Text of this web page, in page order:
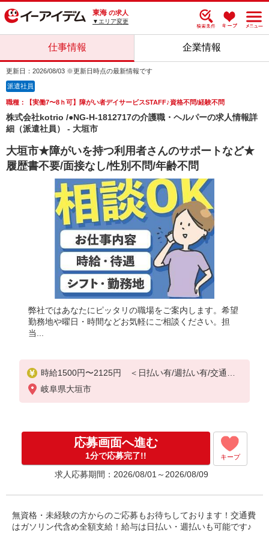
東海 の求人
▼エリア変更
仕事情報 企業情報
更新日：2026/08/03 ※更新日時点の最新情報です
派遣社員
職種：【実働7〜8ｈ可】障がい者デイサービスSTAFF♪資格不問/経験不問
株式会社kotrio /●NG-H-1812717の介護職・ヘルパーの求人情報詳
細（派遣社員） - 大垣市
大垣市★障がいを持つ利用者さんのサポートなど★
履歴書不要/面接なし/性別不問/年齢不問
弊社ではあなたにピッタリの職場をご案内します。希望
勤務地や曜日・時間などお気軽にご相談ください。担
当...
時給1500円〜2125円 ＜日払い有/週払い有/交通費
全支給(ガソリン代含む)＞
岐阜県大垣市
応募画面へ進む
1分で応募完了!! キープ
求人応募期間：2026/08/01～2026/08/09
無資格・未経験の方からのご応募もお待ちしております！交通費
はガソリン代含め全額支給！給与は日払い・週払いも可能です♪